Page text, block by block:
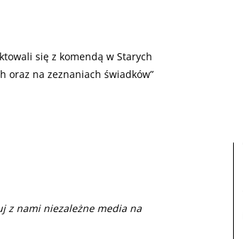
się z komendą w Starych
oraz na zeznaniach świadków”
z nami niezależne media na